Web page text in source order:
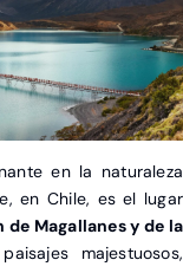
en la naturaleza
en Chile, es el lugar
Magallanes y de la
majestuosos,